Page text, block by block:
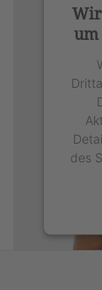
um
des